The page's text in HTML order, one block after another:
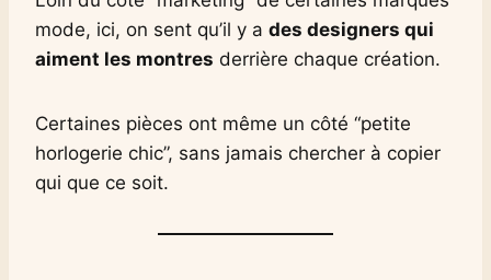
mode, ici, on sent qu’il y a des designers qui
aiment les montres derrière chaque création.
Certaines pièces ont même un côté “petite
horlogerie chic”, sans jamais chercher à copier
qui que ce soit.